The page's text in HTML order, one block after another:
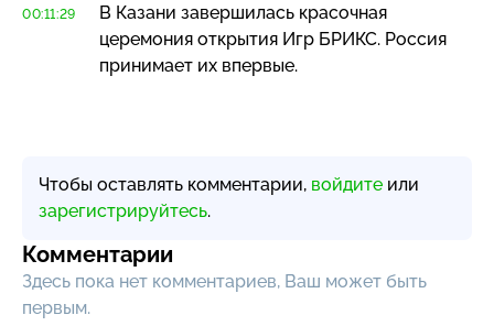
00:11:29
В Казани завершилась красочная
церемония открытия Игр БРИКС. Россия
принимает их впервые.
Чтобы оставлять комментарии, войдите или
зарегистрируйтесь.
Комментарии
Здесь пока нет комментариев, Ваш может быть
первым.